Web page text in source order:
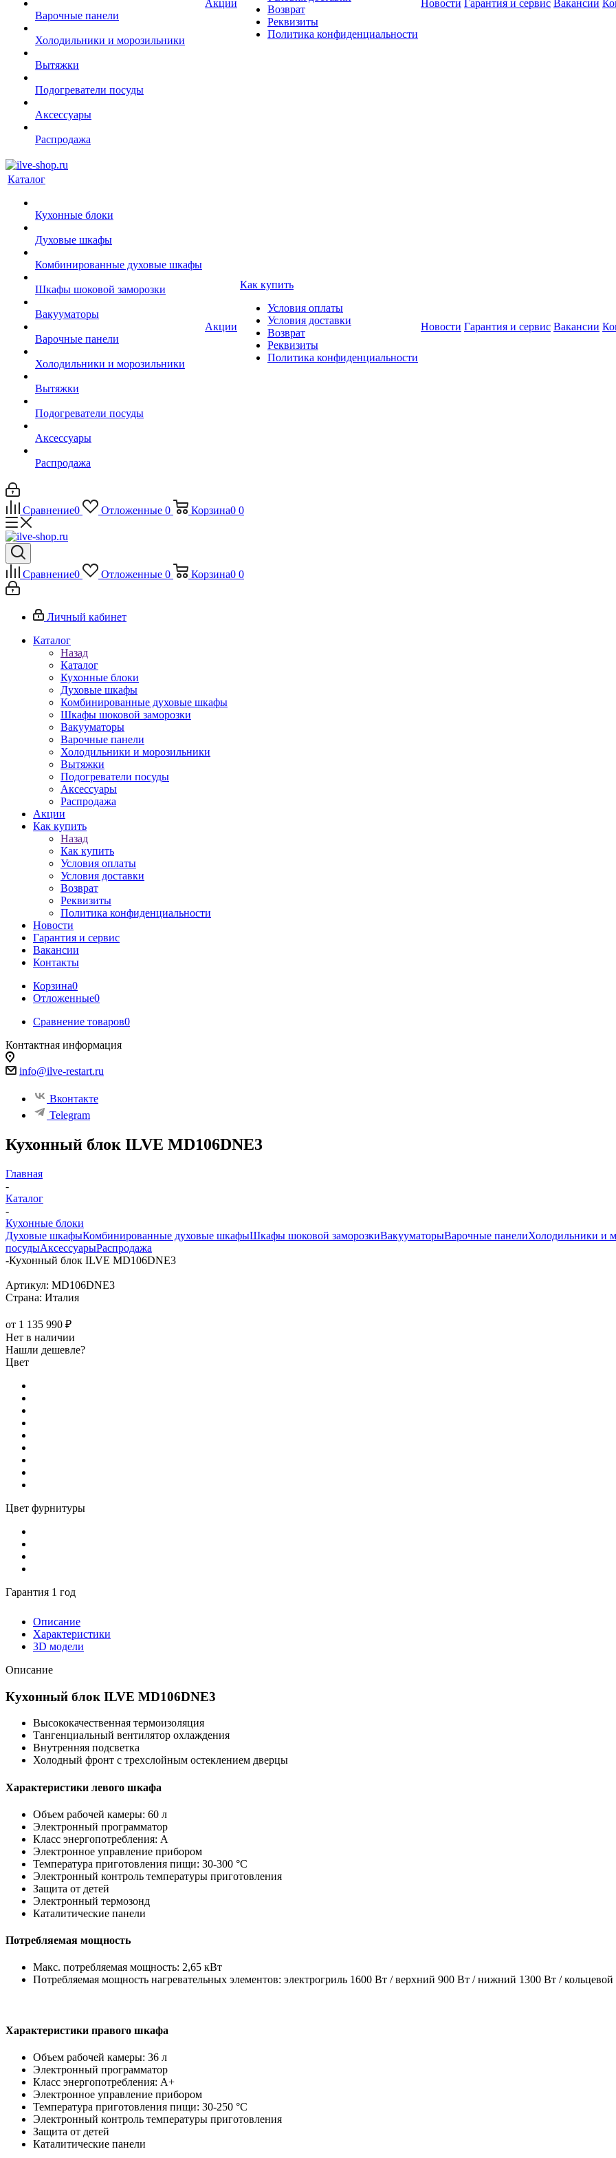
Варочные панели
Холодильники и морозильники
Вытяжки
Подогреватели посуды
Аксессуары
Распродажа
Акции
Возврат
Реквизиты
Политика конфиденциальности
Новости Гарантия и сервис Вакансии
Каталог
Кухонные блоки
Духовые шкафы
Комбинированные духовые шкафы
Шкафы шоковой заморозки
Вакууматоры
Варочные панели
Холодильники и морозильники
Вытяжки
Подогреватели посуды
Аксессуары
Распродажа
Акции
Как купить
Условия оплаты
Условия доставки
Возврат
Реквизиты
Политика конфиденциальности
Новости Гарантия и сервис Вакансии
Сравнение0 Отложенные 0 Корзина0 0
Сравнение0 Отложенные 0 Корзина0 0
Личный кабинет
Каталог
Назад
Каталог
Кухонные блоки
Духовые шкафы
Комбинированные духовые шкафы
Шкафы шоковой заморозки
Вакууматоры
Варочные панели
Холодильники и морозильники
Вытяжки
Подогреватели посуды
Аксессуары
Распродажа
Акции
Как купить
Назад
Как купить
Условия оплаты
Условия доставки
Возврат
Реквизиты
Политика конфиденциальности
Новости
Гарантия и сервис
Вакансии
Контакты
Корзина0
Отложенные0
Сравнение товаров0
Контактная информация
info@ilve-restart.ru
Вконтакте
Telegram
Кухонный блок ILVE MD106DNE3
Главная
-
Каталог
-
Кухонные блоки
Духовые шкафыКомбинированные духовые шкафыШкафы шоковой заморозкиВакууматорыВарочные панелиХолодильники и
посудыАксессуарыРаспродажа
-Кухонный блок ILVE MD106DNE3
Артикул: MD106DNE3
Страна: Италия
от 1 135 990 ₽
Нет в наличии
Нашли дешевле?
Цвет
Цвет фурнитуры
Гарантия 1 год
Описание
Характеристики
3D модели
Описание
Кухонный блок ILVE MD106DNE3
Высококачественная термоизоляция
Тангенциальный вентилятор охлаждения
Внутренняя подсветка
Холодный фронт с трехслойным остеклением дверцы
Характеристики левого шкафа
Объем рабочей камеры: 60 л
Электронный программатор
Класс энергопотребления: A
Электронное управление прибором
Температура приготовления пищи: 30-300 °C
Электронный контроль температуры приготовления
Защита от детей
Электронный термозонд
Каталитические панели
Потребляемая мощность
Макс. потребляемая мощность: 2,65 кВт
Потребляемая мощность нагревательных элементов: электрогриль 1600 Вт / верхний 900 Вт / нижний 1300 Вт /
Характеристики правого шкафа
Объем рабочей камеры: 36 л
Электронный программатор
Класс энергопотребления: A+
Электронное управление прибором
Температура приготовления пищи: 30-250 °C
Электронный контроль температуры приготовления
Защита от детей
Каталитические панели